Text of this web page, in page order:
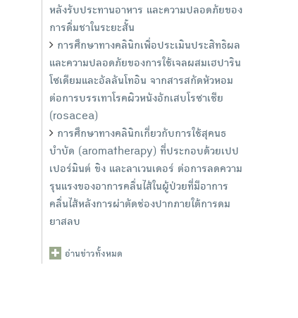
หลังรับประทานอาหาร และความปลอดภัยของ
การดื่มชาในระยะสั้น
การศึกษาทางคลินิกเพื่อประเมินประสิทธิผล
และความปลอดภัยของการใช้เจลผสมเฮปาริน
โซเดียมและอัลลันโทอิน จากสารสกัดหัวหอม
ต่อการบรรเทาโรคผิวหนังอักเสบโรซาเชีย
(rosacea)
การศึกษาทางคลินิกเกี่ยวกับการใช้สุคนธ
บำบัด (aromatherapy) ที่ประกอบด้วยเปป
เปอร์มินต์ ขิง และลาเวนเดอร์ ต่อการลดความ
รุนแรงของอาการคลื่นไส้ในผู้ป่วยที่มีอาการ
คลื่นไส้หลังการผ่าตัดช่องปากภายใต้การดม
ยาสลบ
อ่านข่าวทั้งหมด